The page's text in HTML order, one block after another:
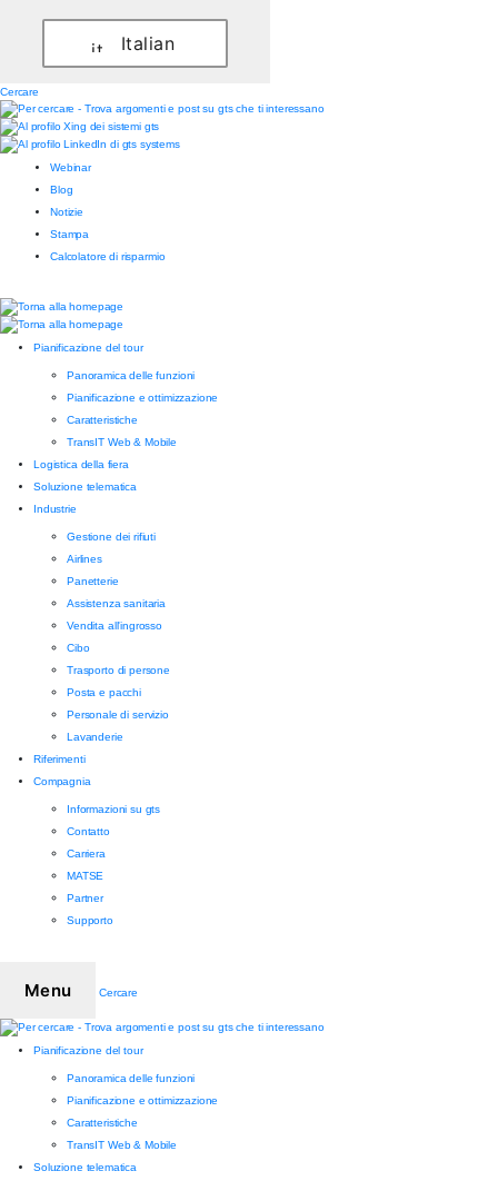
Italian
Cercare
Webinar
Blog
Notizie
Stampa
Calcolatore di risparmio
Pianificazione del tour
Panoramica delle funzioni
Pianificazione e ottimizzazione
Caratteristiche
TransIT Web & Mobile
Logistica della fiera
Soluzione telematica
Industrie
Gestione dei rifiuti
Airlines
Panetterie
Assistenza sanitaria
Vendita all'ingrosso
Cibo
Trasporto di persone
Posta e pacchi
Personale di servizio
Lavanderie
Riferimenti
Compagnia
Informazioni su gts
Contatto
Carriera
MATSE
Partner
Supporto
Menu Cercare
Pianificazione del tour
Panoramica delle funzioni
Pianificazione e ottimizzazione
Caratteristiche
TransIT Web & Mobile
Soluzione telematica